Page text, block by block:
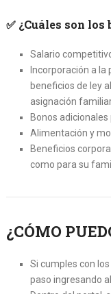
✅ ¿Cuáles son los
Salario
Incorporación a la
beneficios de ley
asignación
Bonos adicionales
Alimentación y
Beneficios
como para su
¿CÓMO
Si cumples con
paso ingresando